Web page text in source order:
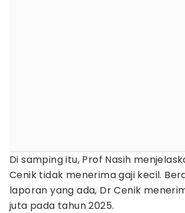
Di samping itu, Prof Nasih
Cenik tidak menerima gaji kecil.
laporan yang ada, Dr Cenik
juta pada tahun 2025.